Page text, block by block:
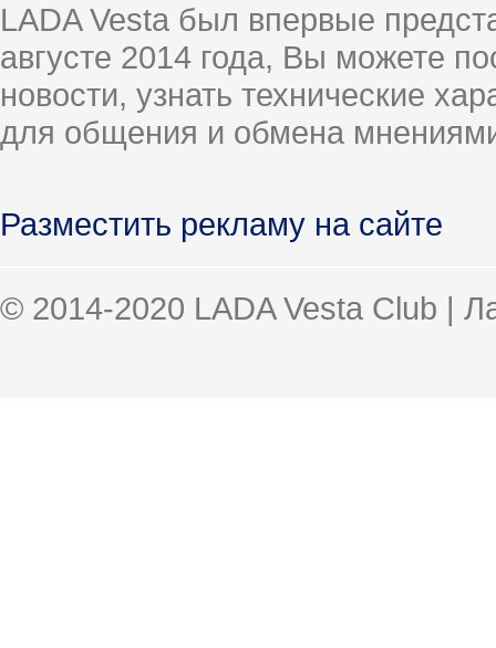
LADA Vesta был впервые
августе 2014 года, Вы можете
новости, узнать технические
для общения и обмена
Разместить рекламу на сайте
© 2014-2020 LADA Vesta Club |